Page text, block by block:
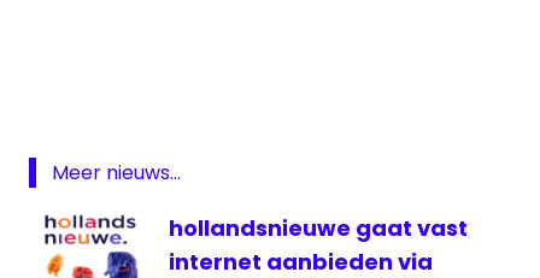
live
Beatrix
nederland
Meer nieuws...
hollandsnieuwe gaat vast
internet aanbieden via